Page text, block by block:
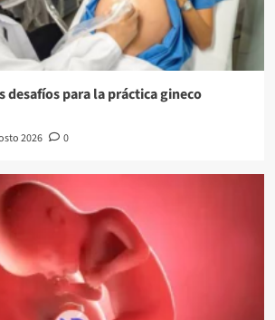
desafíos para la práctica gineco
2026 0